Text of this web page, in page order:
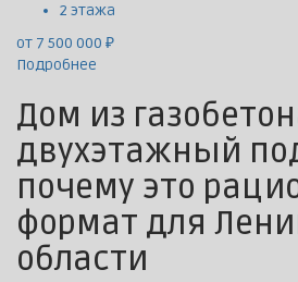
2 этажа
от 7 500 000 ₽
Подробнее
Дом из
двухэтажный
почему это
формат для
области